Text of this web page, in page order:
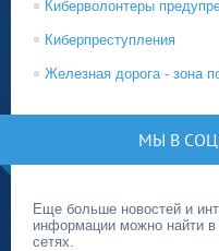
Киберволонтеры
Киберпреступления
Железная дорога - зона
МЫ В
Еще больше новостей и
информации можно найти
сетях.